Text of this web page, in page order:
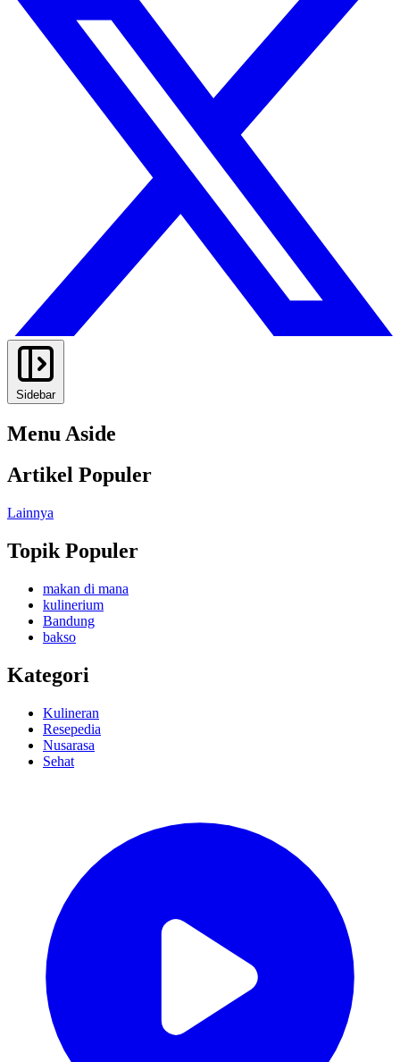
Sidebar
Menu Aside
Artikel Populer
Lainnya
Topik Populer
makan di mana
kulinerium
Bandung
bakso
Kategori
Kulineran
Resepedia
Nusarasa
Sehat